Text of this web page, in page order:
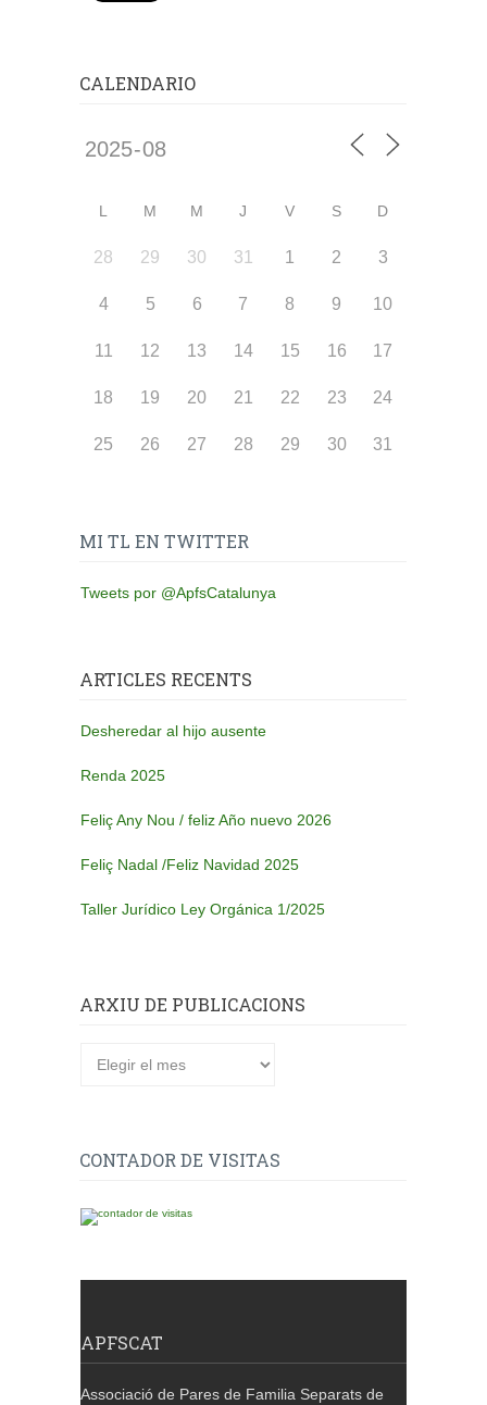
CALENDARIO
L M M J V S D
28 29 30 31 1 2 3
4 5 6 7 8 9 10
11 12 13 14 15 16 17
18 19 20 21 22 23 24
25 26 27 28 29 30 31
MI TL EN TWITTER
Tweets por @ApfsCatalunya
ARTICLES RECENTS
Desheredar al hijo ausente
Renda 2025
Feliç Any Nou / feliz Año nuevo 2026
Feliç Nadal /Feliz Navidad 2025
Taller Jurídico Ley Orgánica 1/2025
ARXIU DE PUBLICACIONS
CONTADOR DE VISITAS
APFSCAT
Associació de Pares de Familia Separats de